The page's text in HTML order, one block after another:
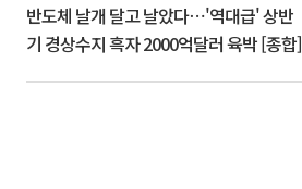
반도체 날개 달고 날았다⋯'역대급' 상반
기 경상수지 흑자 2000억달러 육박 [종합]